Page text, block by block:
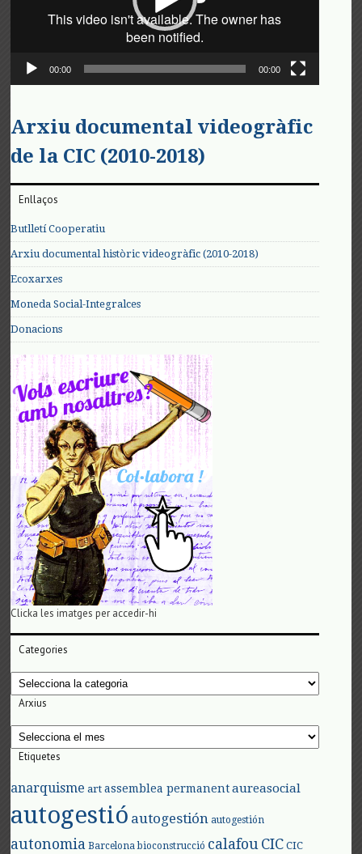
00:00 00:00
Arxiu documental videogràfic
de la CIC (2010-2018)
Enllaços
Butlletí Cooperatiu
Arxiu documental històric videogràfic (2010-2018)
Ecoxarxes
Moneda Social-Integralces
Donacions
Clicka les imatges per accedir-hi
Categories
Categories
Arxius
Arxius
Etiquetes
anarquisme art assemblea permanent aureasocial
autogestió autogestión autogestión
autonomia Barcelona bioconstrucció calafouCIC CIC